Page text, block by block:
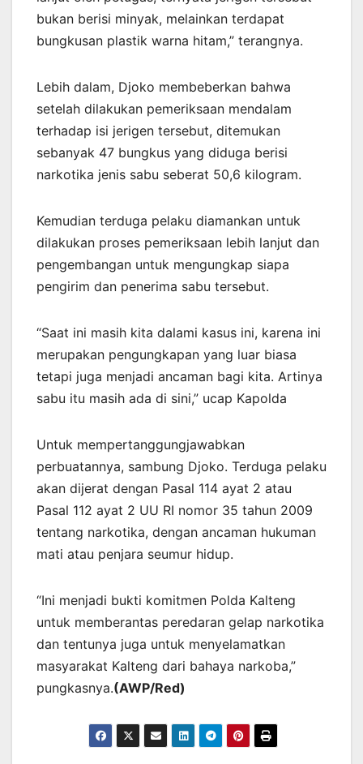
bukan berisi minyak, melainkan terdapat
bungkusan plastik warna hitam,” terangnya.
Lebih dalam, Djoko membeberkan bahwa
setelah dilakukan pemeriksaan mendalam
terhadap isi jerigen tersebut, ditemukan
sebanyak 47 bungkus yang diduga berisi
narkotika jenis sabu seberat 50,6 kilogram.
Kemudian terduga pelaku diamankan untuk
dilakukan proses pemeriksaan lebih lanjut dan
pengembangan untuk mengungkap siapa
pengirim dan penerima sabu tersebut.
“Saat ini masih kita dalami kasus ini, karena ini
merupakan pengungkapan yang luar biasa
tetapi juga menjadi ancaman bagi kita. Artinya
sabu itu masih ada di sini,” ucap Kapolda
Untuk mempertanggungjawabkan
perbuatannya, sambung Djoko. Terduga pelaku
akan dijerat dengan Pasal 114 ayat 2 atau
Pasal 112 ayat 2 UU RI nomor 35 tahun 2009
tentang narkotika, dengan ancaman hukuman
mati atau penjara seumur hidup.
“Ini menjadi bukti komitmen Polda Kalteng
untuk memberantas peredaran gelap narkotika
dan tentunya juga untuk menyelamatkan
masyarakat Kalteng dari bahaya narkoba,”
pungkasnya.(AWP/Red)